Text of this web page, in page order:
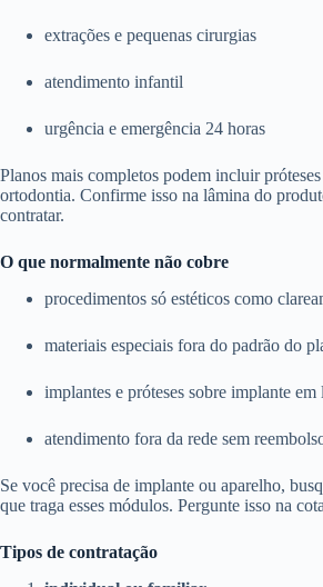
extrações e pequenas cirurgias
atendimento infantil
urgência e emergência 24 horas
Planos mais completos podem incluir
ortodontia. Confirme isso na lâmina do
contratar.
O que normalmente não cobre
procedimentos só estéticos como
materiais especiais fora do padrão do
implantes e próteses sobre implante em
atendimento fora da rede sem
Se você precisa de implante ou aparelho,
que traga esses módulos. Pergunte isso na
Tipos de contratação